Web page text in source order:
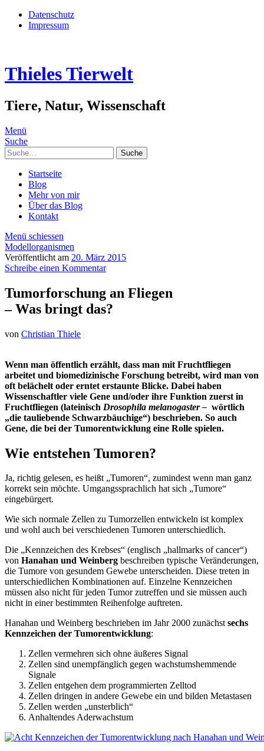
Datenschutz
Impressum
Thieles Tierwelt
Tiere, Natur, Wissenschaft
Menü
Suche
Suche
Startseite
Blog
Mehr von mir
Über das Blog
Kontakt
Menü schiessen
Modellorganismen
Veröffentlicht am 20. März 2015
Schreibe einen Kommentar
Tumorforschung an Fliegen
– Was bringt das?
von Christian Thiele
Wenn man öffentlich erzählt, dass man mit Fruchtfliegen
arbeitet und biomedizinische Forschung betreibt, wird man von
oft belächelt oder erntet erstaunte Blicke. Dabei haben
Wissenschaftler viele Gene und/oder ihre Funktion zuerst in
Fruchtfliegen (lateinisch Drosophila melanogaster – wörtlich
„die tauliebende Schwarzbäuchige“) beschrieben. So auch
Gene, die bei der Tumorentwicklung eine Rolle spielen.
Wie entstehen Tumoren?
Ja, richtig gelesen, es heißt „Tumoren“, zumindest wenn man ganz
korrekt sein möchte. Umgangssprachlich hat sich „Tumore“
eingebürgert.
Wie sich normale Zellen zu Tumorzellen entwickeln ist komplex
und wohl auch bei verschiedenen Tumoren unterschiedlich.
Die „Kennzeichen des Krebses“ (englisch „hallmarks of cancer“)
von Hanahan und Weinberg beschreiben typische Veränderungen,
die Tumore von gesundem Gewebe unterscheiden. Diese treten in
unterschiedlichen Kombinationen auf. Einzelne Kennzeichen
müssen also nicht für jeden Tumor zutreffen und sie müssen auch
nicht in einer bestimmten Reihenfolge auftreten.
Hanahan und Weinberg beschrieben im Jahr 2000 zunächstsechs
Kennzeichen der Tumorentwicklung:
Zellen vermehren sich ohne äußeres Signal
Zellen sind unempfänglich gegen wachstumshemmende
Signale
Zellen entgehen dem programmierten Zelltod
Zellen dringen in andere Gewebe ein und bilden Metastasen
Zellen werden „unsterblich“
Anhaltendes Aderwachstum